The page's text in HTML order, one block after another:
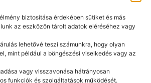
biztosítása érdekében sütiket és más
az eszközön tárolt adatok eléréséhez vagy
lehetővé teszi számunkra, hogy olyan
mint például a böngészési viselkedés vagy az
vagy visszavonása hátrányosan
funkciók és szolgáltatások működését.